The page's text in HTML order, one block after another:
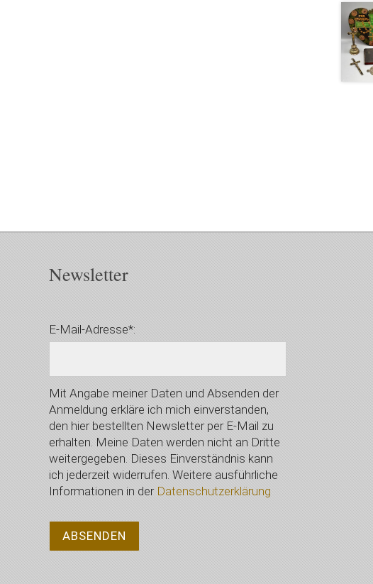
Newsletter
E-Mail-Adresse*:
Mit Angabe meiner Daten und Absenden der
Anmeldung erkläre ich mich einverstanden,
den hier bestellten Newsletter per E-Mail zu
erhalten. Meine Daten werden nicht an Dritte
weitergegeben. Dieses Einverständnis kann
ich jederzeit widerrufen. Weitere ausführliche
Informationen in der Datenschutzerklärung